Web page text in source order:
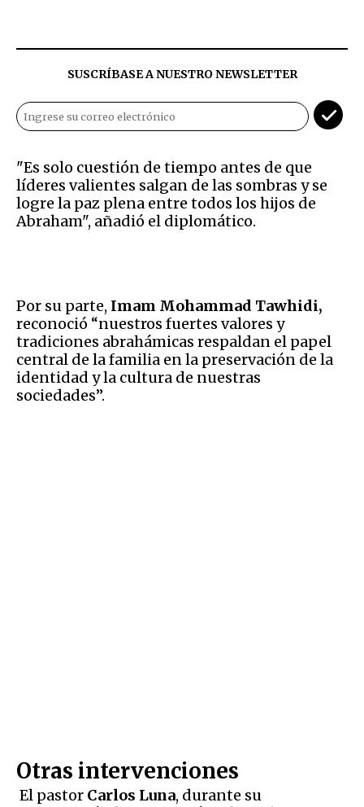
SUSCRÍBASE A NUESTRO NEWSLETTER
"Es solo cuestión de tiempo antes de que
líderes valientes salgan de las sombras y se
logre la paz plena entre todos los hijos de
Abraham", añadió el diplomático.
Por su parte, Imam Mohammad Tawhidi,
reconoció “nuestros fuertes valores y
tradiciones abrahámicas respaldan el papel
central de la familia en la preservación de la
identidad y la cultura de nuestras
sociedades”.
Otras intervenciones
El pastor Carlos Luna, durante su